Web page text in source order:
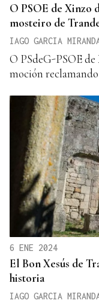
O PSOE de Xinzo
mosteiro de
IAGO GARCIA
O PSdeG-PSOE
moción
6 ENE 2024
El Bon Xesús de
historia
IAGO GARCIA